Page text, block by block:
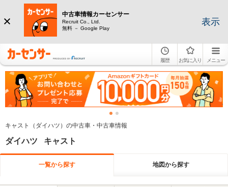
中古車情報カーセンサー
Recruit Co., Ltd.
無料 － Google Play
表示
履歴 お気に入り メニュー
キャスト（ダイハツ）の中古車・中古車情報
ダイハツ キャスト
一覧から探す 地図から探す